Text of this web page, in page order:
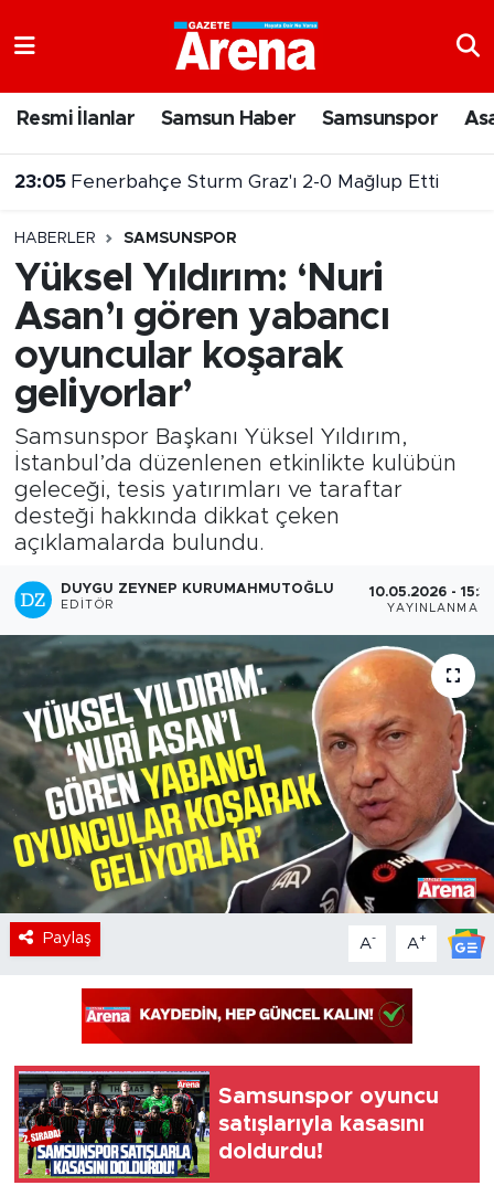
Resmi İlanlar Samsun Haber Samsunspor
23:05 Fenerbahçe Sturm Graz'ı 2-0 Mağlup Etti
HABERLER SAMSUNSPOR
Yüksel Yıldırım: ‘Nuri
Asan’ı gören yabancı
oyuncular koşarak
geliyorlar’
Samsunspor Başkanı Yüksel Yıldırım,
İstanbul’da düzenlenen etkinlikte kulübün
geleceği, tesis yatırımları ve taraftar
desteği hakkında dikkat çeken
açıklamalarda bulundu.
DUYGU ZEYNEP KURUMAHMUTOĞLU
EDITÖR
10.05.2026 -
YAYINLANMA
Paylaş A- A+
Samsunspor oyuncu
satışlarıyla kasasını
doldurdu!
Samsun Namaz Vakitleri
Süper Lig Puan Durumu ve Fikstür
Tüm Manşetler
Haber Arşivi